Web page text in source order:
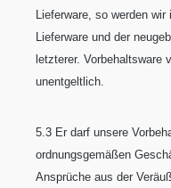
Lieferware, so werden
Lieferware und der
letzterer. Vorbehaltsware
unentgeltlich.
5.3 Er darf unsere
ordnungsgemäßen
Ansprüche aus der